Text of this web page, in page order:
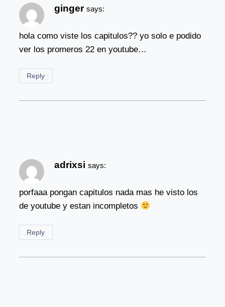
ginger says:
hola como viste los capitulos?? yo solo e podido
ver los promeros 22 en youtube…
Reply
adrixsi says:
porfaaa pongan capitulos nada mas he visto los
de youtube y estan incompletos
Reply